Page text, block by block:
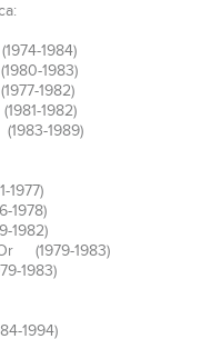
1984)
1983)
1982)
1982)
1989)
1978)
1982)
(1979-1983)
1983)
1994)